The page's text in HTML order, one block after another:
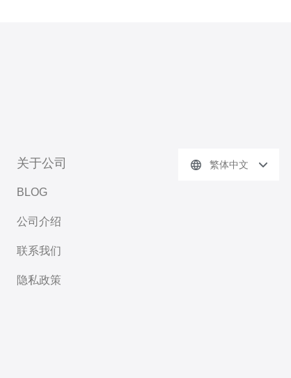
关于公司
BLOG
公司介绍
联系我们
隐私政策
繁体中文